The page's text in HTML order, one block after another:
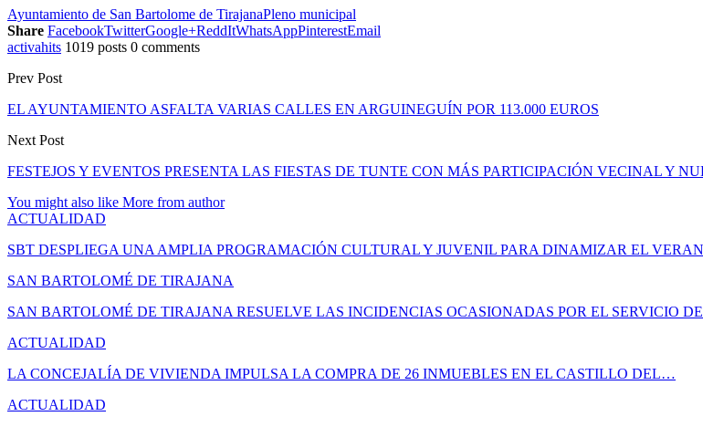
Ayuntamiento de San Bartolome de TirajanaPleno municipal
Share FacebookTwitterGoogle+ReddItWhatsAppPinterestEmail
activahits 1019 posts 0 comments
Prev Post
EL AYUNTAMIENTO ASFALTA VARIAS CALLES EN ARGUINEGUÍN POR 113.000 EUROS
Next Post
FESTEJOS Y EVENTOS PRESENTA LAS FIESTAS DE TUNTE CON MÁS PARTICIPACIÓN VECINAL Y
You might also like More from author
ACTUALIDAD
SBT DESPLIEGA UNA AMPLIA PROGRAMACIÓN CULTURAL Y JUVENIL PARA DINAMIZAR EL
SAN BARTOLOMÉ DE TIRAJANA
SAN BARTOLOMÉ DE TIRAJANA RESUELVE LAS INCIDENCIAS OCASIONADAS POR EL SERVICIO
ACTUALIDAD
LA CONCEJALÍA DE VIVIENDA IMPULSA LA COMPRA DE 26 INMUEBLES EN EL CASTILLO DEL…
ACTUALIDAD